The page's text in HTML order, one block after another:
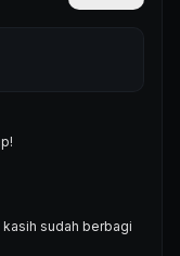
sudah berbagi